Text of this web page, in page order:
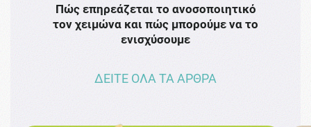
Πώς επηρεάζεται το ανοσοποιητικό
τον χειμώνα και πώς μπορούμε να το
ενισχύσουμε
ΔΕΙΤΕ ΟΛΑ ΤΑ ΑΡΘΡΑ